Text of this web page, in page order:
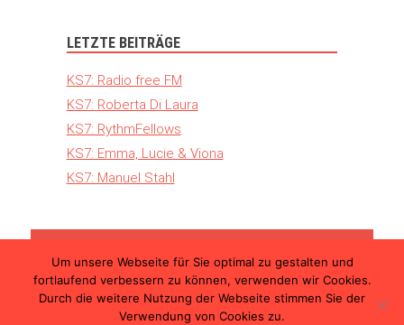
LETZTE BEITRÄGE
KS7: Radio free FM
KS7: Roberta Di Laura
KS7: RythmFellows
KS7: Emma, Lucie & Viona
KS7: Manuel Stahl
© 2026 Kunst Schimmer – Die internationale
Kunstmesse in Ulm | Teilnahmebedingungen
Datenschutzerklärung Impressum
Um unsere Webseite für Sie optimal zu gestalten und
fortlaufend verbessern zu können, verwenden wir Cookies.
Durch die weitere Nutzung der Webseite stimmen Sie der
Verwendung von Cookies zu.